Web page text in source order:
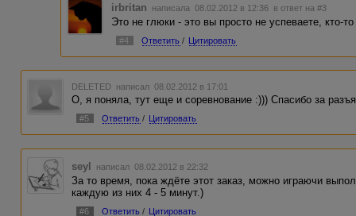
irbritan написала 08.02.2012 в 12:36 в ответ на #3
Это не глюки - это вы просто не успеваете, кто-
#4 Ответить / Цитировать
DELETED написал 08.02.2012 в 17:01
О, я поняла, тут еще и соревнование :))) Спасибо за
#5 Ответить / Цитировать
seyl написал 08.02.2012 в 22:32
За то время, пока ждёте этот заказ, можно играючи
каждую из них 4 - 5 минут.)
#6 Ответить / Цитировать